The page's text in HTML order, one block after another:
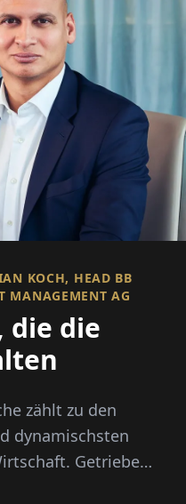
KOCH, HEAD BB
MANAGEMENT AG
die
zählt zu den
dynamischsten
Getrieben